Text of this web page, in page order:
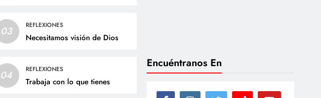
03 REFLEXIONES
Necesitamos visión de Dios
04 REFLEXIONES
Trabaja con lo que tienes
Encuéntranos En